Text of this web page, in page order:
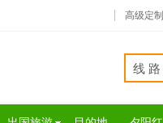
高级定制
线路